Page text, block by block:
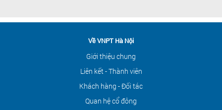
Về VNPT Hà Nội
Giới thiệu chung
Liên kết - Thành viên
Khách hàng - Đối tác
Quan hệ cổ đông